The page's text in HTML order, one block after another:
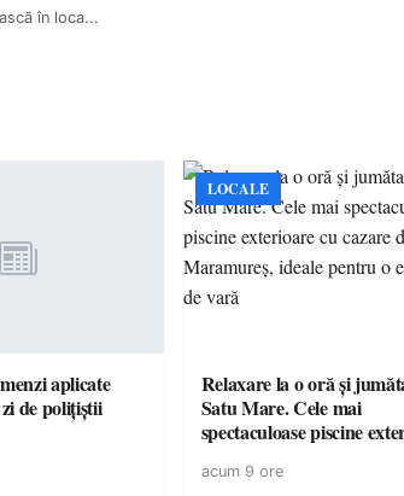
în loca...
aplicate
de polițiștii
LOCALE
Relaxare la o oră și
Satu Mare. Cele mai
spectaculoase piscine
pentru o escapadă de vară
acum 9 ore